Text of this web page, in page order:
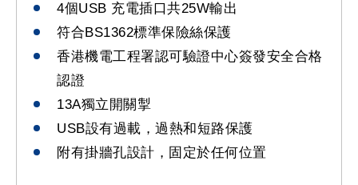
4個USB 充電插口共25W輸出
符合BS1362標準保險絲保護
香港機電工程署認可驗證中心簽發安全合格
認證
13A獨立開關掣
USB設有過載，過熱和短路保護
附有掛牆孔設計，固定於任何位置